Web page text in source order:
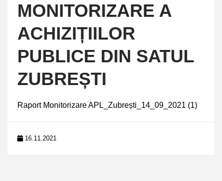
MONITORIZARE A
ACHIZIȚIILOR
PUBLICE DIN SATUL
ZUBREȘTI
Raport Monitorizare APL_Zubrești_14_09_2021 (1)
16.11.2021